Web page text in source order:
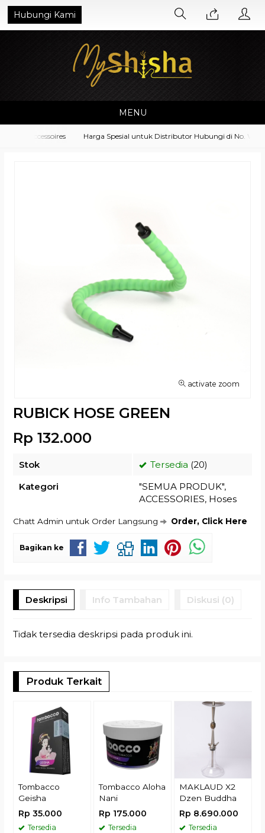
Hubungi Kami
MENU
Accessoires Harga Spesial untuk Distributor Hubungi di No.
activate zoom
RUBICK HOSE GREEN
Rp 132.000
Stok Tersedia (20)
Kategori
"SEMUA PRODUK",
ACCESSORIES, Hoses
Chatt Admin untuk Order Langsung Order, Click Here
Bagikan ke
Deskripsi Info Tambahan Diskusi (0)
Tidak tersedia deskripsi pada produk ini.
Produk Terkait
Tombacco
Geisha
Rp 35.000
Tersedia
Tombacco Aloha
Nani
Rp 175.000
Tersedia
MAKLAUD X2
Dzen Buddha
Rp 8.690.000
Tersedia